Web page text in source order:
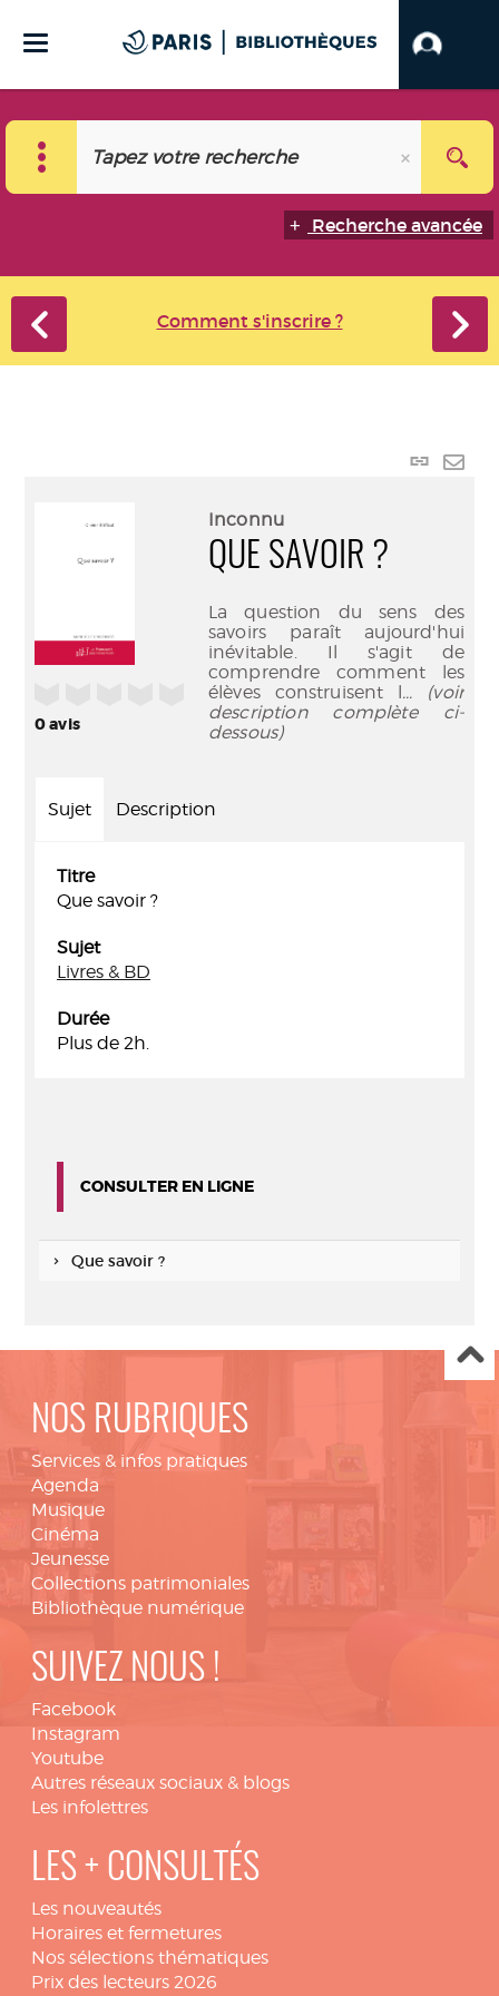
Recherche avancée
Comment s'inscrire ?
Lien
0avis
Inconnu
QUE SAVOIR ?
La question du sens des
savoirs paraît aujourd'hui
inévitable. Il s'agit de
comprendre comment les
élèves construisent l... (voir
description complète ci-
dessous)
Sujet Description
Titre
Que savoir ?
Sujet
Livres & BD
Durée
Plus de 2h.
CONSULTER EN LIGNE
Que savoir ?
NOS RUBRIQUES
Services & infos pratiques
Agenda
Musique
Cinéma
Jeunesse
Collections patrimoniales
Bibliothèque numérique
SUIVEZ NOUS !
Facebook
Instagram
Youtube
Autres réseaux sociaux & blogs
Les infolettres
LES + CONSULTÉS
Les nouveautés
Horaires et fermetures
Nos sélections thématiques
Prix des lecteurs 2026